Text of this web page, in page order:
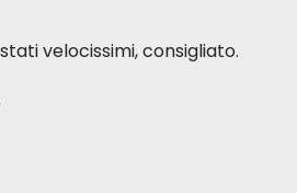
velocissimi, consigliato.